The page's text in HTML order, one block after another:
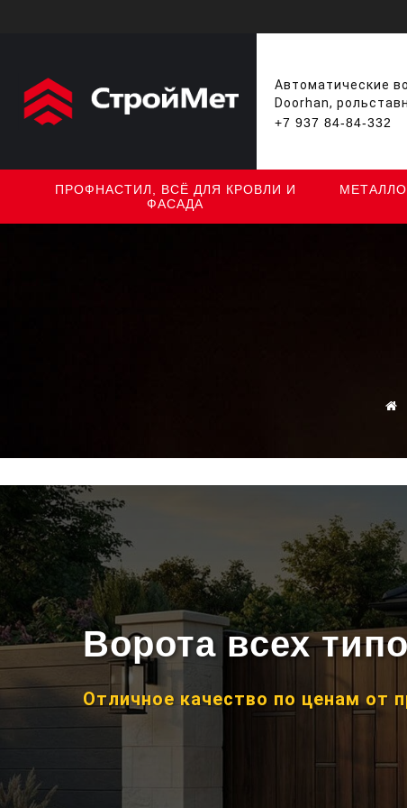
Автоматические
Doorhan,
+7 937 84-84-332
ПРОФНАСТИЛ, ВСЁ ДЛЯ КРОВЛИ И
ФАСАДА
Ворота всех
Отличное качество по ценам от